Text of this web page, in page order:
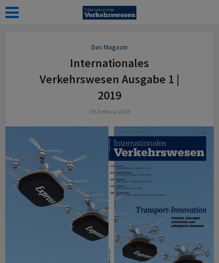
Das Magazin
Internationales
Verkehrswesen Ausgabe 1 |
2019
19. Februar 2019